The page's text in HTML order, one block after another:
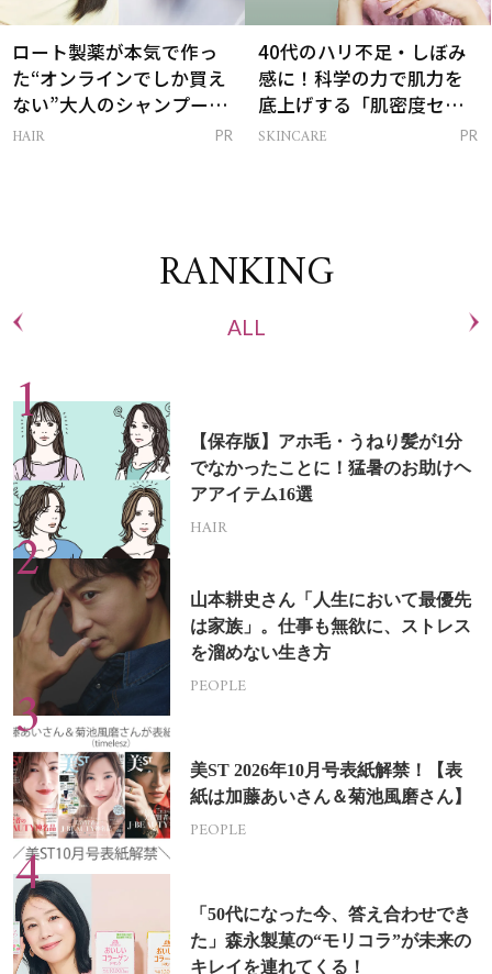
ロート製薬が本気で作っ
た“オンラインでしか買え
ない”大人のシャンプー＆
トリートメントって？
HAIR PR
40代のハリ不足・しぼみ
感に！科学の力で肌力を
底上げする「肌密度セラ
ム」
SKINCARE PR
RANKING
ALL
【保存版】アホ毛・うねり髪が1分
でなかったことに！猛暑のお助けヘ
アアイテム16選
HAIR
山本耕史さん「人生において最優先
は家族」。仕事も無欲に、ストレス
を溜めない生き方
PEOPLE
美ST 2026年10月号表紙解禁！【表
紙は加藤あいさん＆菊池風磨さん】
PEOPLE
「50代になった今、答え合わせでき
た」森永製菓の“モリコラ”が未来の
キレイを連れてくる！